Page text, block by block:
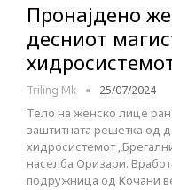
Пронајдено
десниот
Triling Mk 25/07/2024
Тело на женско лице
заштитната решетка од
хидросистемот
населба Оризари.
подружница од Кочани